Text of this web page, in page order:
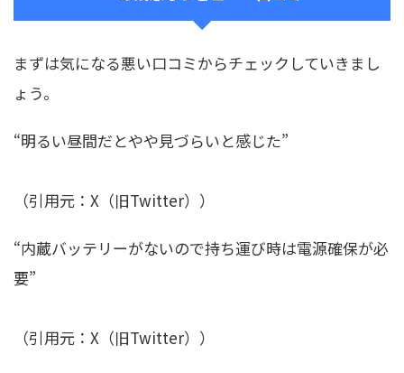
まずは気になる悪い口コミからチェックしていきまし
ょう。
“明るい昼間だとやや見づらいと感じた”
（引用元：X（旧Twitter））
“内蔵バッテリーがないので持ち運び時は電源確保が必
要”
（引用元：X（旧Twitter））